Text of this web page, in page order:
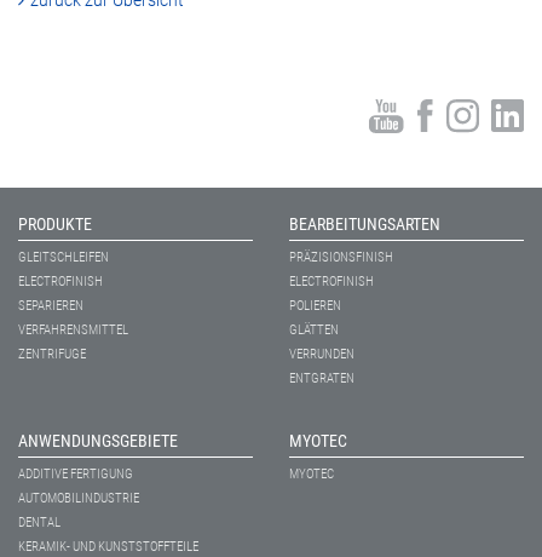
PRODUKTE
GLEITSCHLEIFEN
ELECTROFINISH
SEPARIEREN
VERFAHRENSMITTEL
ZENTRIFUGE
BEARBEITUNGSARTEN
PRÄZISIONSFINISH
ELECTROFINISH
POLIEREN
GLÄTTEN
VERRUNDEN
ENTGRATEN
ANWENDUNGSGEBIETE
ADDITIVE FERTIGUNG
AUTOMOBILINDUSTRIE
DENTAL
KERAMIK- UND KUNSTSTOFFTEILE
MYOTEC
MYOTEC